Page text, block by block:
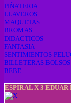
PIÑATERIA
LLAVEROS
MAQUETAS
BROMAS
DIDACTICOS
FANTASIA
SENTIMIENTOS-
BILLETERAS
BEBE
ESPIRAL X 3